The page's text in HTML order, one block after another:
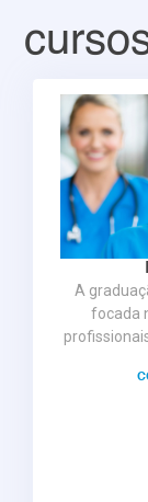
A
focada